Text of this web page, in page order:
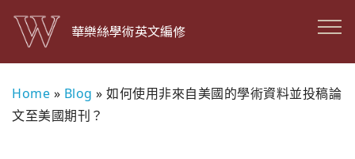
華樂絲學術英文編修
Home » Blog » 如何使用非來自美國的學術資料並投稿論
文至美國期刊？